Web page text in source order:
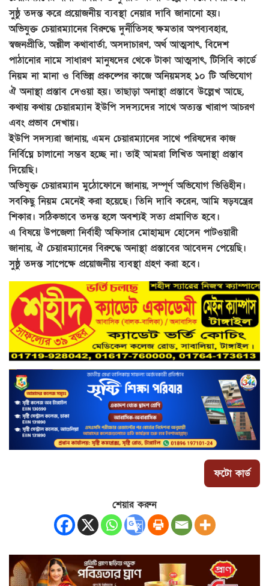
সুষ্ঠু তদন্ত করে প্রয়োজনীয় ব্যবস্থা নেয়ার দাবি জানানো হয়।
অভিযুক্ত চেয়ারম্যানের বিরুদ্ধে দুর্নীতিসহ ক্ষমতার অপব্যবহার,
স্বজনপ্রীতি, অশ্লীল কথাবার্তা, অসদাচারণ, অর্থ আত্মসাৎ, বিদেশ
পাঠানোর নামে সাধারণ মানুষদের থেকে টাকা আত্মসাৎ, টিসিবি কার্ডে
নিয়ম না মানা ও বিভিন্ন প্রকল্পের কাজে অনিয়মসহ ১০ টি অভিযোগ
ঐ অনাস্থা প্রস্তাব দেওয়া হয়। তাছাড়া অনাস্থা প্রস্তাবে উল্লেখ আছে,
কথায় কথায় চেয়ারম্যান ইউপি সদস্যদের সাথে অত্যন্ত খারাপ আচরণ
এবং প্রভাব দেখায়।
ইউপি সদস্যরা জানায়, এমন চেয়ারম্যানের সাথে পরিষদের কাজ
নির্বিঘ্নে চালানো সম্ভব হচ্ছে না। তাই আমরা লিখিত অনাস্থা প্রস্তাব
দিয়েছি।
অভিযুক্ত চেয়ারম্যান মুঠোফোনে জানায়, সম্পূর্ণ অভিযোগ ভিত্তিহীন।
সবকিছু নিয়ম মেনেই করা হয়েছে। তিনি দাবি করেন, আমি ষড়যন্ত্রের
শিকার। সঠিকভাবে তদন্ত হলে অবশ্যই সত্য প্রমাণিত হবে।
এ বিষয়ে উপজেলা নির্বাহী অফিসার মোহাম্মদ হোসেন পাটওয়ারী
জানায়, ঐ চেয়ারম্যানের বিরুদ্ধে অনাস্থা প্রস্তাবের আবেদন পেয়েছি।
সুষ্ঠু তদন্ত সাপেক্ষে প্রয়োজনীয় ব্যবস্থা গ্রহণ করা হবে।
ফটো কার্ড
শেয়ার করুন